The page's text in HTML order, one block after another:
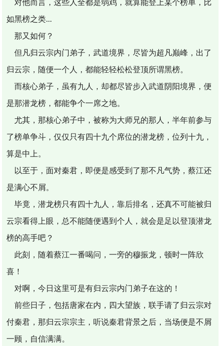
对他而言，这些人全都是弱鸡，就算能登上某个榜单，比
如黑榜之类...
那又如何？
但凡归云宗内门弟子，武道境界，尽皆为超凡巅峰，出了
归云宗，随便一个人，都能轻轻松松登顶所谓黑榜。
而核心弟子，虽有九人，却都尽皆步入武道阴阳境界，便
是那潜龙榜，都能争个一席之地。
尤其，那核心弟子中，被称为大师兄的那人，半年前参与
了榜单争斗，仅仅只有四十九个席位的潜龙榜，位列十九，
算是中上。
以至于，面对秦君，即便是感受到了那不凡气势，蔡江还
是满心不屑。
毕竟，潜龙榜只有四十九人，靠后排名，还真不可能被归
云宗看得上眼，总不能随便遇到个人，就会是足以登顶潜龙
榜的高手吧？
此刻，随着蔡江一番喝问，一旁的穆振龙，顿时一阵欣
喜！
对啊，今日这里可是有归云宗内门弟子在这的！
前些日子，包括唐家在内，四大望族，联手请了归云宗对
付秦君，那归云宗宗主，听说秦君背景之后，当场便是不屑
一顾，自信满满。